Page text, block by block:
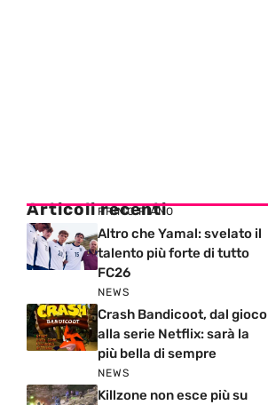
Articoli recenti
PRIMO PIANO
Altro che Yamal: svelato il
talento più forte di tutto
FC26
NEWS
Crash Bandicoot, dal gioco
alla serie Netflix: sarà la
più bella di sempre
NEWS
Killzone non esce più su